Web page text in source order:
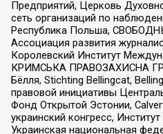
Предприятий, Церковь
сеть организаций по
Республика Польша,
Ассоциация развития
Королевский Институт
КРИМСЬКА ПРАВОЗАХИСНА
Бёлля, Stichting Bellingcat,
правовой инициативы
Фонд Открытой Эстонии,
украинский конгресс,
Украинская национальная